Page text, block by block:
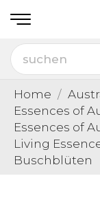
Home
Essences of
Essences of
Living
Buschblüten